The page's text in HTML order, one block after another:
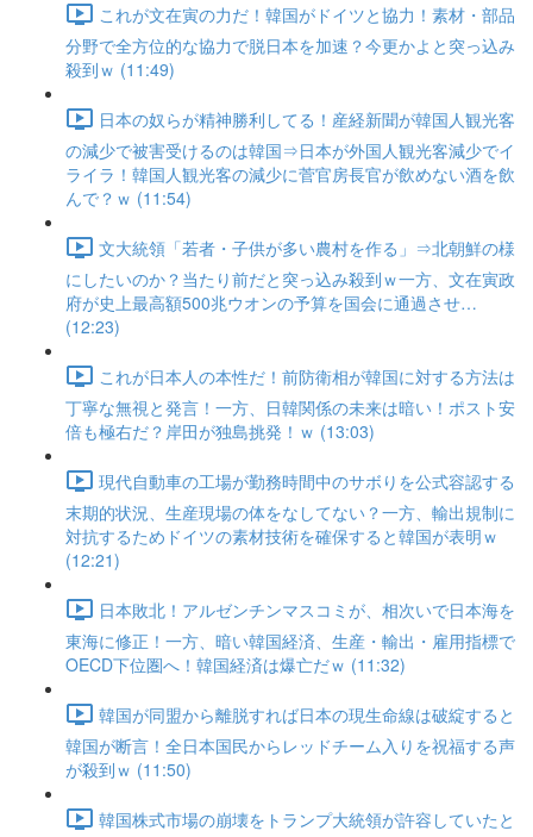
これが文在寅の力だ！韓国がドイツと協力！素材・部品
分野で全方位的な協力で脱日本を加速？今更かよと突っ込み
殺到ｗ (11:49)
日本の奴らが精神勝利してる！産経新聞が韓国人観光客
の減少で被害受けるのは韓国⇒日本が外国人観光客減少でイ
ライラ！韓国人観光客の減少に菅官房長官が飲めない酒を飲
んで？ｗ (11:54)
文大統領「若者・子供が多い農村を作る」⇒北朝鮮の様
にしたいのか？当たり前だと突っ込み殺到ｗ一方、文在寅政
府が史上最高額500兆ウオンの予算を国会に通過させ…
(12:23)
これが日本人の本性だ！前防衛相が韓国に対する方法は
丁寧な無視と発言！一方、日韓関係の未来は暗い！ポスト安
倍も極右だ？岸田が独島挑発！ｗ (13:03)
現代自動車の工場が勤務時間中のサボりを公式容認する
末期的状況、生産現場の体をなしてない？一方、輸出規制に
対抗するためドイツの素材技術を確保すると韓国が表明ｗ
(12:21)
日本敗北！アルゼンチンマスコミが、相次いで日本海を
東海に修正！一方、暗い韓国経済、生産・輸出・雇用指標で
OECD下位圏へ！韓国経済は爆亡だｗ (11:32)
韓国が同盟から離脱すれば日本の現生命線は破綻すると
韓国が断言！全日本国民からレッドチーム入りを祝福する声
が殺到ｗ (11:50)
韓国株式市場の崩壊をトランプ大統領が許容していたと